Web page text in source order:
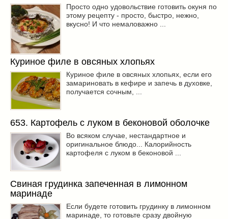
Просто одно удовольствие готовить окуня по
этому рецепту - просто, быстро, нежно,
вкусно! И что немаловажно ...
Куриное филе в овсяных хлопьях
Куриное филе в овсяных хлопьях, если его
замариновать в кефире и запечь в духовке,
получается сочным, ...
653. Картофель с луком в беконовой оболочке
Во всяком случае, нестандартное и
оригинальное блюдо... Калорийность
картофеля с луком в беконовой ...
Свиная грудинка запеченная в лимонном
маринаде
Если будете готовить грудинку в лимонном
маринаде, то готовьте сразу двойную